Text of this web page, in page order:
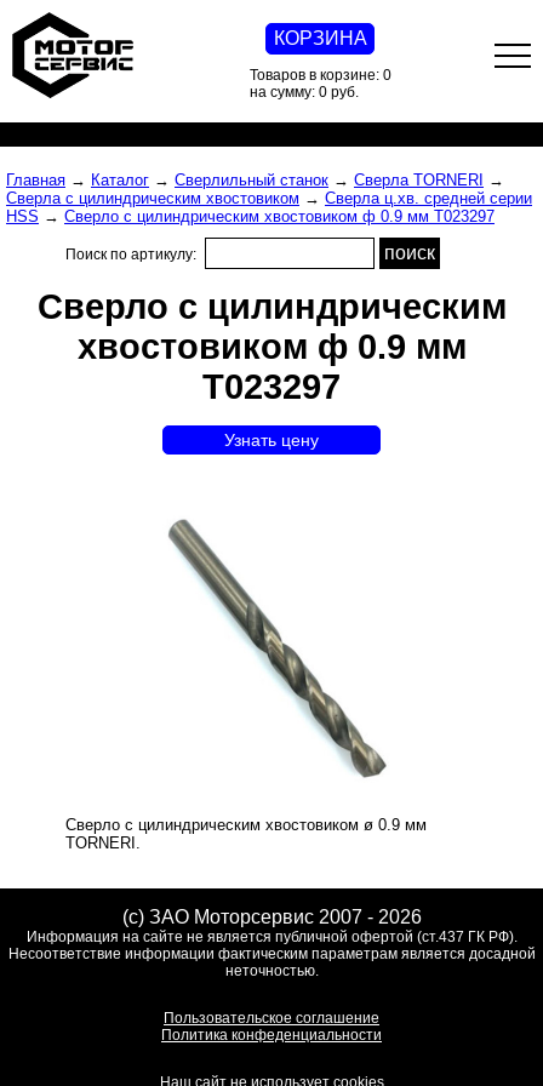
КОРЗИНА
Товаров в корзине: 0
на сумму: 0 руб.
Главная → Каталог → Сверлильный станок → Сверла TORNERI
→
Сверла с цилиндрическим хвостовиком → Сверла ц.хв. средней серии
HSS → Сверло с цилиндрическим хвостовиком ф 0.9 мм T023297
Поиск по артикулу:
Сверло с цилиндрическим
хвостовиком ф 0.9 мм
T023297
Узнать цену
Сверло с цилиндрическим хвостовиком ø 0.9 мм
TORNERI.
(c) ЗАО Моторсервис 2007 - 2026
Информация на сайте не является публичной офертой (ст.437 ГК РФ).
Несоответствие информации фактическим параметрам является досадной
неточностью.
Пользовательское соглашение
Политика конфеденциальности
Наш сайт не использует cookies